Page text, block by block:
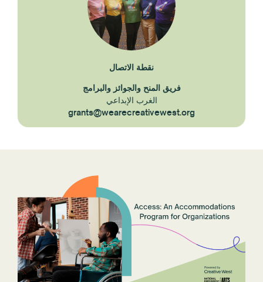
نقطة الاتصال
فريق المنح والجوائز والبرامج
الغرب الإبداعي
grants@wearecreativewest.org